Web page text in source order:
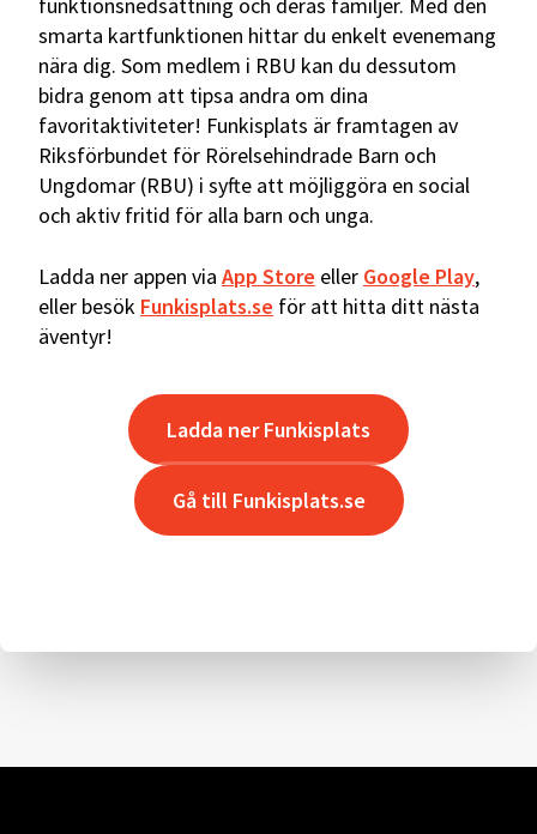
funktionsnedsättning och deras familjer. Med den
smarta kartfunktionen hittar du enkelt evenemang
nära dig. Som medlem i RBU kan du dessutom
bidra genom att tipsa andra om dina
favoritaktiviteter! Funkisplats är framtagen av
Riksförbundet för Rörelsehindrade Barn och
Ungdomar (RBU) i syfte att möjliggöra en social
och aktiv fritid för alla barn och unga.
Ladda ner appen via App Store eller Google Play,
eller besök Funkisplats.se för att hitta ditt nästa
äventyr!
Ladda ner Funkisplats
Gå till Funkisplats.se